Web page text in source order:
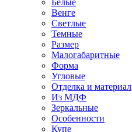
Белые
Венге
Светлые
Темные
Размер
Малогабаритные
Форма
Угловые
Отделка и материал
Из МДФ
Зеркальные
Особенности
Купе